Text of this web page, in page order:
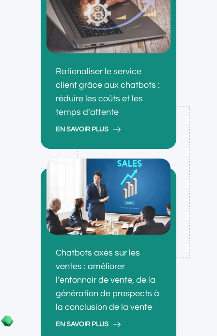
Rationaliser le service
client grâce aux chatbots :
réduire les coûts et les
temps d’attente
EN SAVOIR PLUS
Chatbots axés sur les
ventes : améliorer
l’entonnoir de vente, de la
génération de prospects à
la conclusion de la vente
EN SAVOIR PLUS